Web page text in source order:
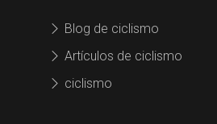
Blog de ciclismo
Artículos de ciclismo
ciclismo